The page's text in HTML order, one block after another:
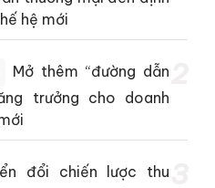
hệ mới
Mở thêm “đường dẫn
trưởng cho doanh
đổi chiến lược thu